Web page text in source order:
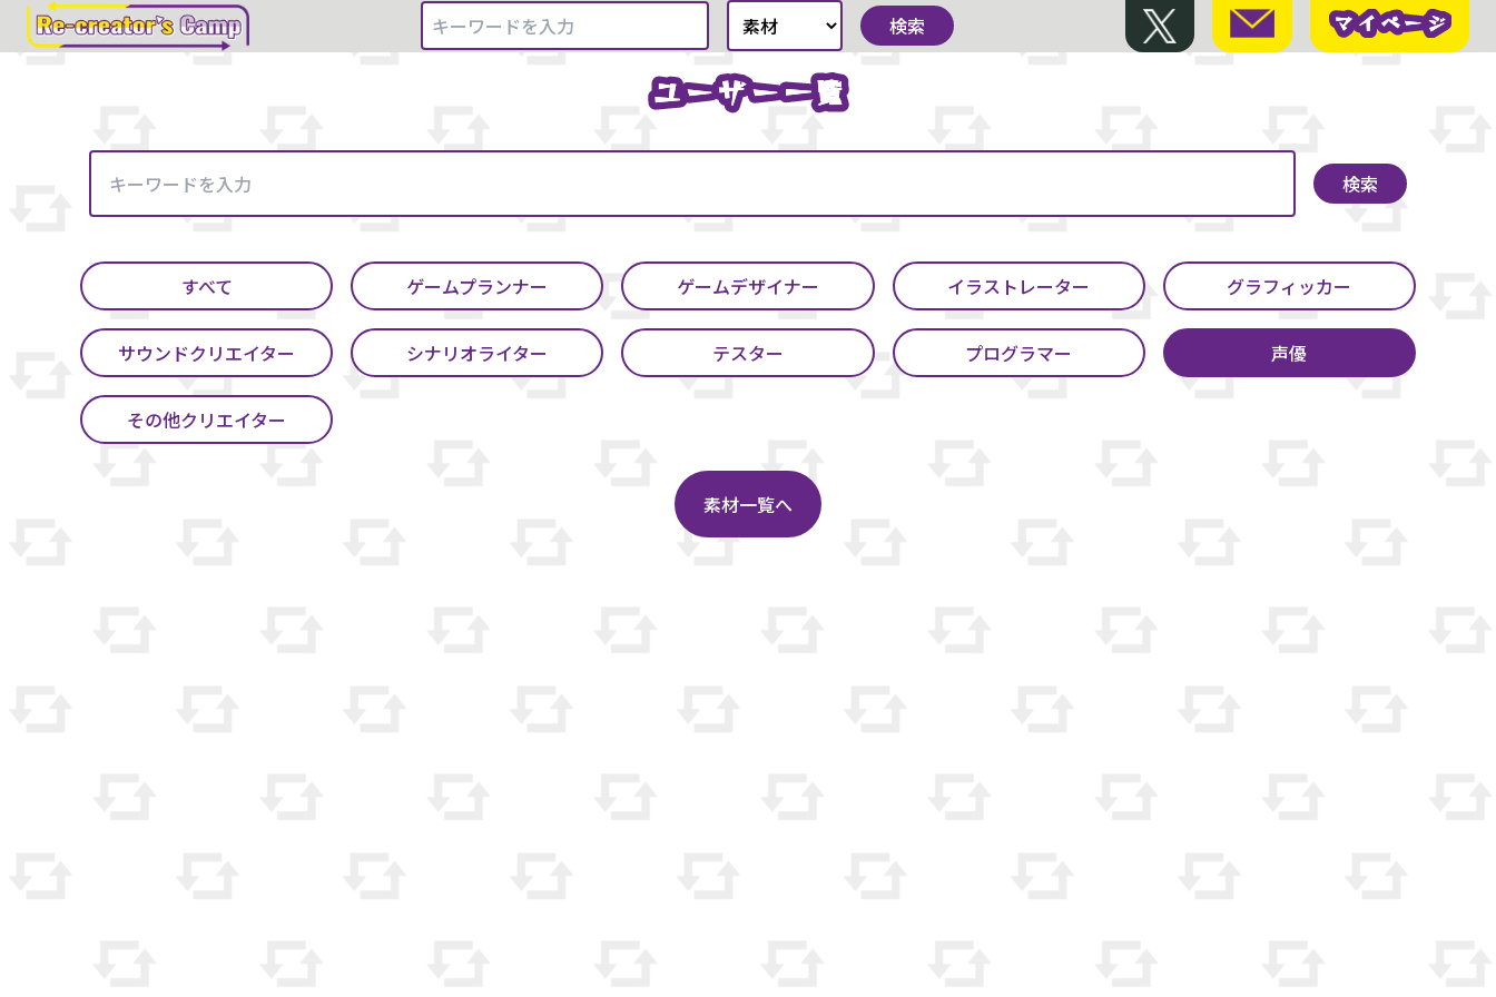
検索 マイページ
マイページ
ユーザー一覧
ユーザー一覧
検索
すべて ゲームプランナー ゲームデザイナー イラストレーター グラフィッカー
サウンドクリエイター シナリオライター テスター プログラマー 声優
その他クリエイター
素材一覧へ